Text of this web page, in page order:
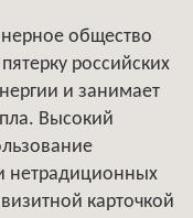
общество
российских
и занимает
Высокий
нетрадиционных
карточкой